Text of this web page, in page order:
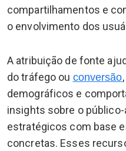
compartilhamentos e
o envolvimento dos
A atribuição de fonte
do tráfego ou conversão
demográficos e
insights sobre o
estratégicos com base
concretas. Esses